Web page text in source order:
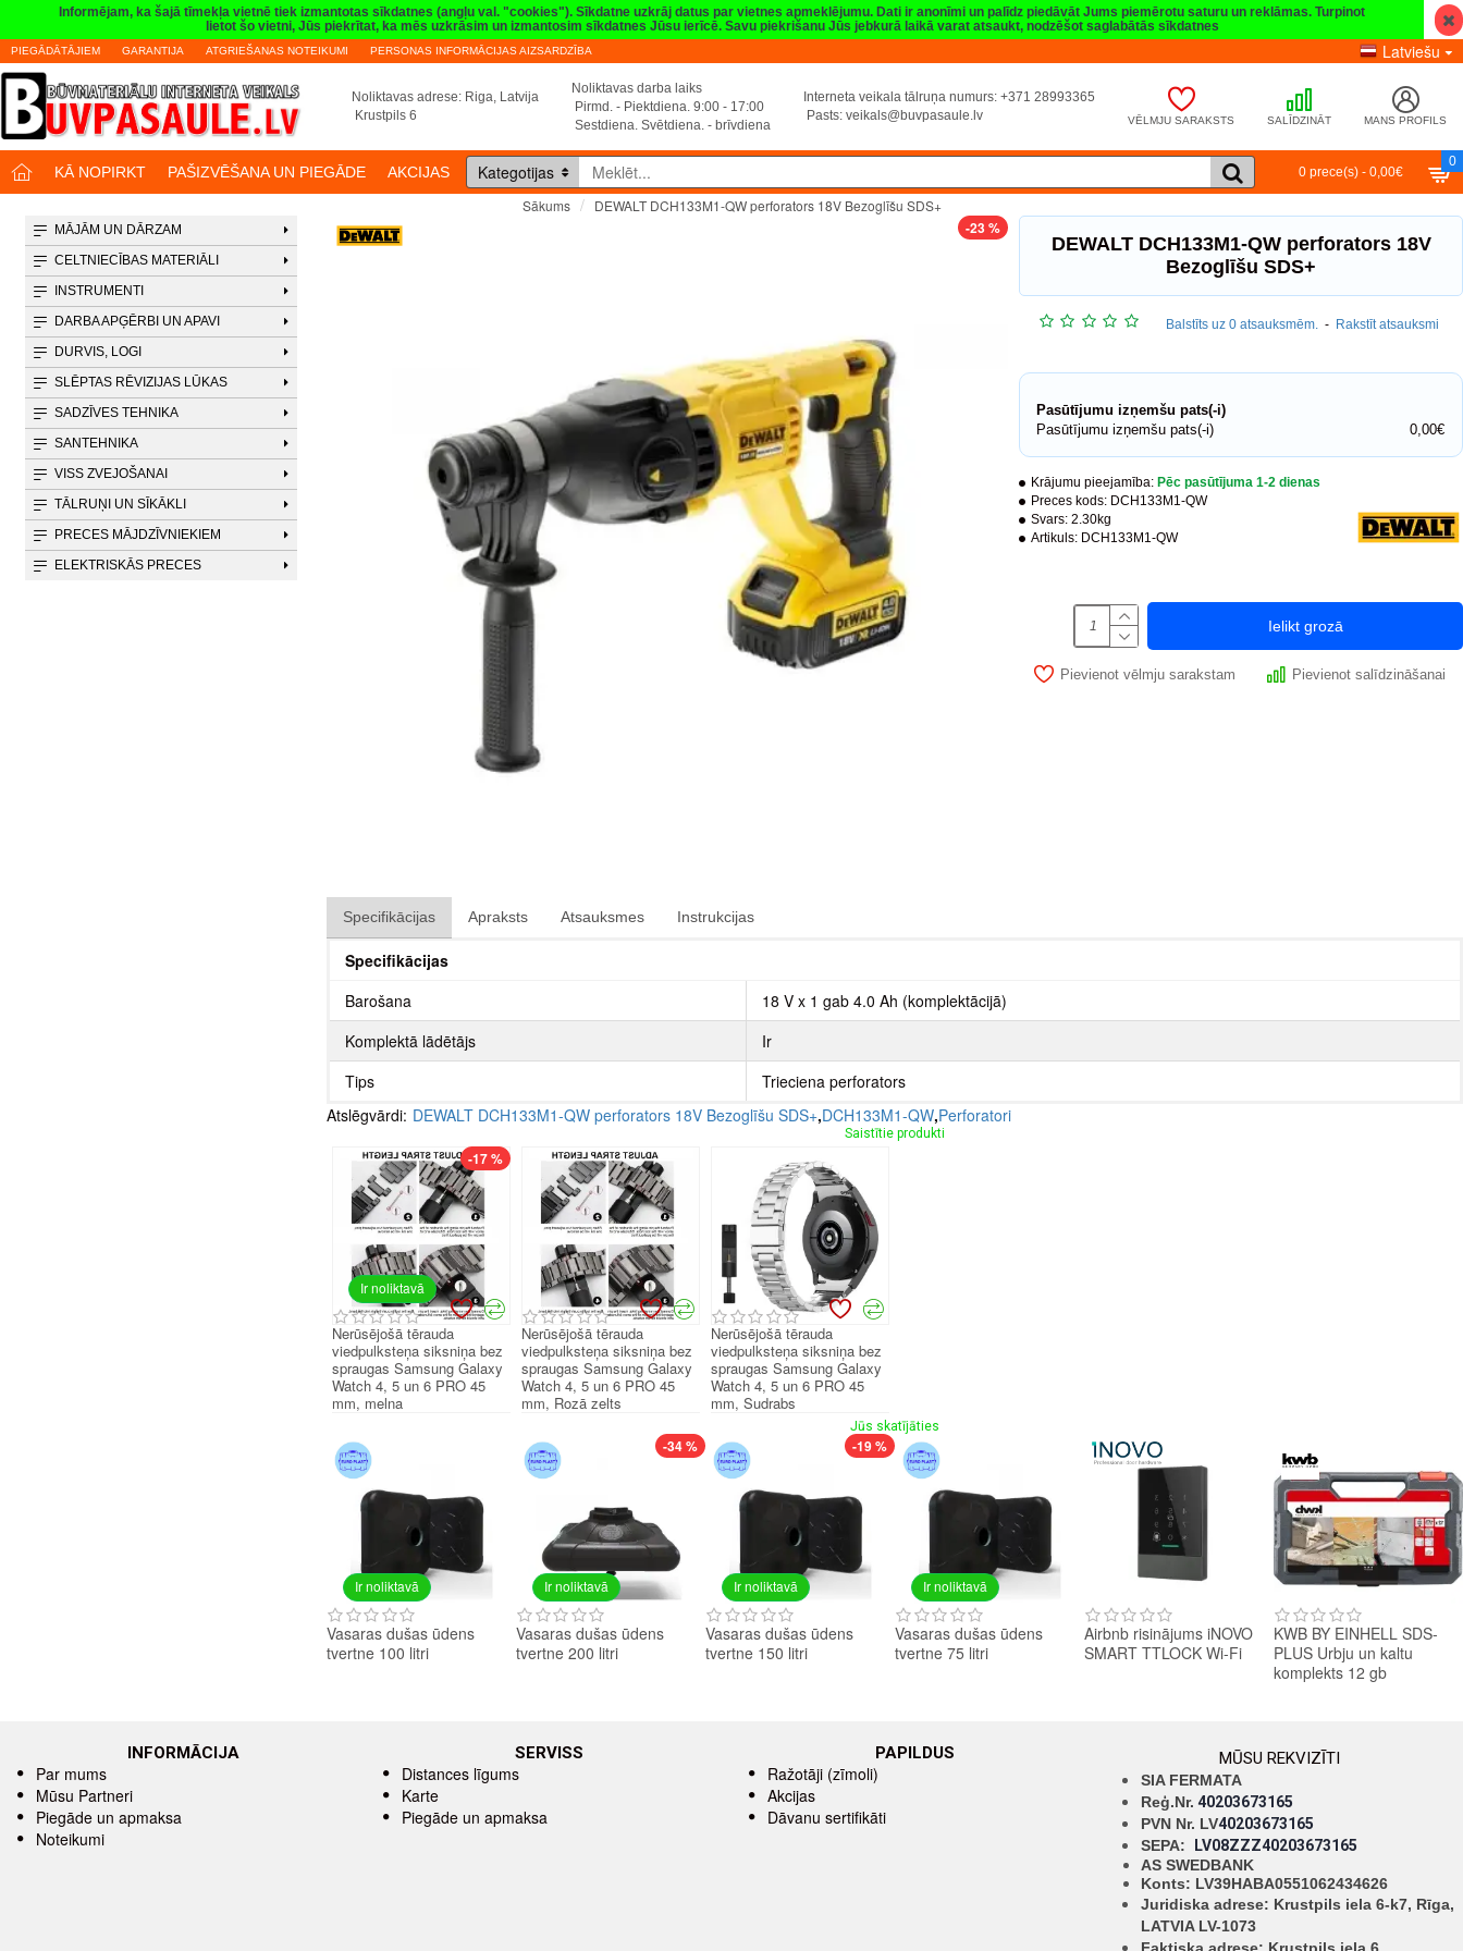
Informējam, ka šajā tīmekļa vietnē tiek izmantotas sīkdatnes (angļu val. "cookies"). Sīkdatne uzkrāj datus par vietnes apmeklējumu. Dati ir anonīmi un palīdz piedāvāt Jums piemērotu saturu un reklāmas. Turpinot
lietot šo vietni, Jūs piekrītat, ka mēs uzkrāsim un izmantosim sīkdatnes Jūsu ierīcē. Savu piekrišanu Jūs jebkurā laikā varat atsaukt, nodzēšot saglabātās sīkdatnes
PIEGĀDĀTĀJIEM GARANTIJA ATGRIEŠANAS NOTEIKUMI PERSONAS INFORMĀCIJAS AIZSARDZĪBA Latviešu
Noliktavas adrese: Riga, Latvija
Krustpils 6
Noliktavas darba laiks
Pirmd. - Piektdiena. 9:00 - 17:00
Sestdiena. Svētdiena. - brīvdiena
Interneta veikala tālruņa numurs: +371 28993365
Pasts: veikals@buvpasaule.lv VĒLMJU SARAKSTS SALĪDZINĀT MANS PROFILS
KĀ NOPIRKT PAŠIZVĒŠANA UN PIEGĀDE AKCIJAS Kategotijas 0 prece(s) - 0,00€
0
Sākums DEWALT DCH133M1-QW perforators 18V Bezoglīšu SDS+
MĀJĀM UN DĀRZAM
CELTNIECĪBAS MATERIĀLI
INSTRUMENTI
DARBA APĢĒRBI UN APAVI
DURVIS, LOGI
SLĒPTAS RĒVIZIJAS LŪKAS
SADZĪVES TEHNIKA
SANTEHNIKA
VISS ZVEJOŠANAI
TĀLRUŅI UN SĪKĀKLI
PRECES MĀJDZĪVNIEKIEM
ELEKTRISKĀS PRECES
-23 %
DEWALT DCH133M1-QW perforators 18V
Bezoglīšu SDS+
Krājumu pieejamība: Pēc pasūtījuma 1-2 dienas
Preces kods: DCH133M1-QW
Svars: 2.30kg
Artikuls: DCH133M1-QW
Balstīts uz 0 atsauksmēm. - Rakstīt atsauksmi
Pasūtījumu izņemšu pats(-i)
Pasūtījumu izņemšu pats(-i)
0,00€
Ielikt grozā
Pievienot vēlmju sarakstam Pievienot salīdzināšanai
Specifikācijas Apraksts Atsauksmes Instrukcijas
Specifikācijas
Barošana
18 V x 1 gab 4.0 Ah (komplektācijā)
Komplektā lādētājs
Ir
Tips
Trieciena perforators
Atslēgvārdi: DEWALT DCH133M1-QW perforators 18V Bezoglīšu SDS+,DCH133M1-QW,Perforatori
Saistītie produkti
Ir noliktavā
-17 %
Nerūsējošā tērauda
viedpulksteņa siksniņa bez
spraugas Samsung Galaxy
Watch 4, 5 un 6 PRO 45
mm, melna
Nerūsējošā tērauda
viedpulksteņa siksniņa bez
spraugas Samsung Galaxy
Watch 4, 5 un 6 PRO 45
mm, Rozā zelts
Nerūsējošā tērauda
viedpulksteņa siksniņa bez
spraugas Samsung Galaxy
Watch 4, 5 un 6 PRO 45
mm, Sudrabs
Jūs skatījāties
Ir noliktavā
Vasaras dušas ūdens
tvertne 100 litri
Ir noliktavā
-34 %
Vasaras dušas ūdens
tvertne 200 litri
Ir noliktavā
-19 %
Vasaras dušas ūdens
tvertne 150 litri
Ir noliktavā
Vasaras dušas ūdens
tvertne 75 litri
Airbnb risinājums iNOVO
SMART TTLOCK Wi-Fi
KWB BY EINHELL SDS-
PLUS Urbju un kaltu
komplekts 12 gb
INFORMĀCIJA
Par mums
Mūsu Partneri
Piegāde un apmaksa
Noteikumi
SERVISS
Distances līgums
Karte
Piegāde un apmaksa
PAPILDUS
Ražotāji (zīmoli)
Akcijas
Dāvanu sertifikāti
MŪSU REKVIZĪTI
SIA FERMATA
Reģ.Nr. 40203673165
PVN Nr. LV40203673165
SEPA:
LV08ZZZ40203673165
AS SWEDBANK
Konts: LV39HABA0551062434626
Juridiska adrese: Krustpils iela 6-k7, Rīga,
LATVIA LV-1073